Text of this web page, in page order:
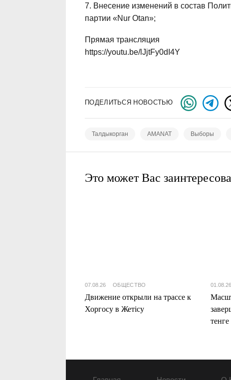
7. Внесение изменений в состав
партии «Nur Otan»;
Прямая трансляция
https://youtu.be/lJjtFy0dI4Y
ПОДЕЛИТЬСЯ НОВОСТЬЮ
Талдыкорган AMANAT Выборы
Это может Вас
07.08.26 ОБЩЕСТВО
Движение открыли на трассе к
Хоргосу в Жетісу
01.08.26